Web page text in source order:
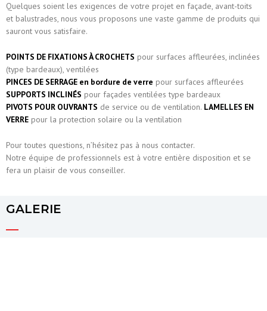
Quelques soient les exigences de votre projet en façade, avant-toits
et balustrades, nous vous proposons une vaste gamme de produits qui
sauront vous satisfaire.
POINTS DE FIXATIONS À CROCHETS pour surfaces affleurées, inclinées
(type bardeaux), ventilées
PINCES DE SERRAGE en bordure de verre pour surfaces affleurées
SUPPORTS INCLINÉS pour façades ventilées type bardeaux
PIVOTS POUR OUVRANTS de service ou de ventilation. LAMELLES EN
VERRE pour la protection solaire ou la ventilation
Pour toutes questions, n’hésitez pas à nous contacter.
Notre équipe de professionnels est à votre entière disposition et se
fera un plaisir de vous conseiller.
GALERIE